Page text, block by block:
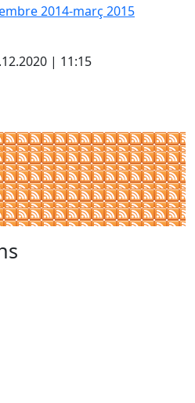
2014-març 2015
| 11:15